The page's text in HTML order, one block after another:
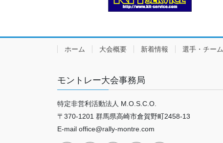
ホーム 大会概要 新着情報 選手・チーム
モントレー大会事務局
特定非営利活動法人 M.O.S.C.O.
〒370-1201 群馬県高崎市倉賀野町2458-13
E-mail office@rally-montre.com